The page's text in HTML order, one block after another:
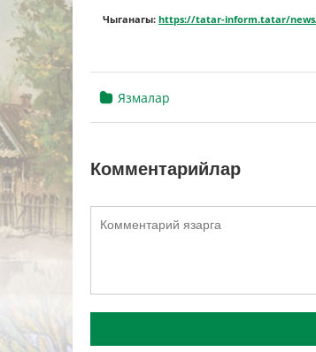
Чыганагы: https://tatar-inform.tatar/news/
Язмалар
Комментарийлар